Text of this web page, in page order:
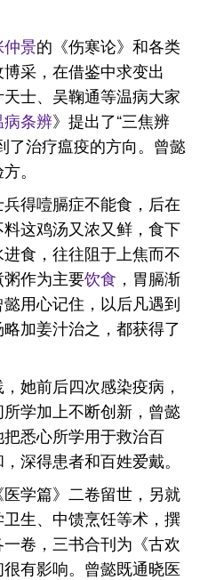
仲景的《伤寒论》和各类
采，在借鉴中求变出
士、吴鞠通等温病大家
病条辨》提出了“三焦辨
了治疗瘟疫的方向。曾懿
。
得噎膈症不能食，后在
这鸡汤又浓又鲜，食下
食，往往阻于上焦而不
作为主要饮食 ，胃膈渐
用心记住，以后凡遇到
加姜汁治之，都获得了
她前后四次感染疫病，
学加上不断创新，曾懿
悉心所学用于救治百
深得患者和百姓爱戴。
学篇》二卷留世，另就
生、中馈烹饪等术，撰
卷，三书合刊为《古欢
有影响。曾懿既通晓医